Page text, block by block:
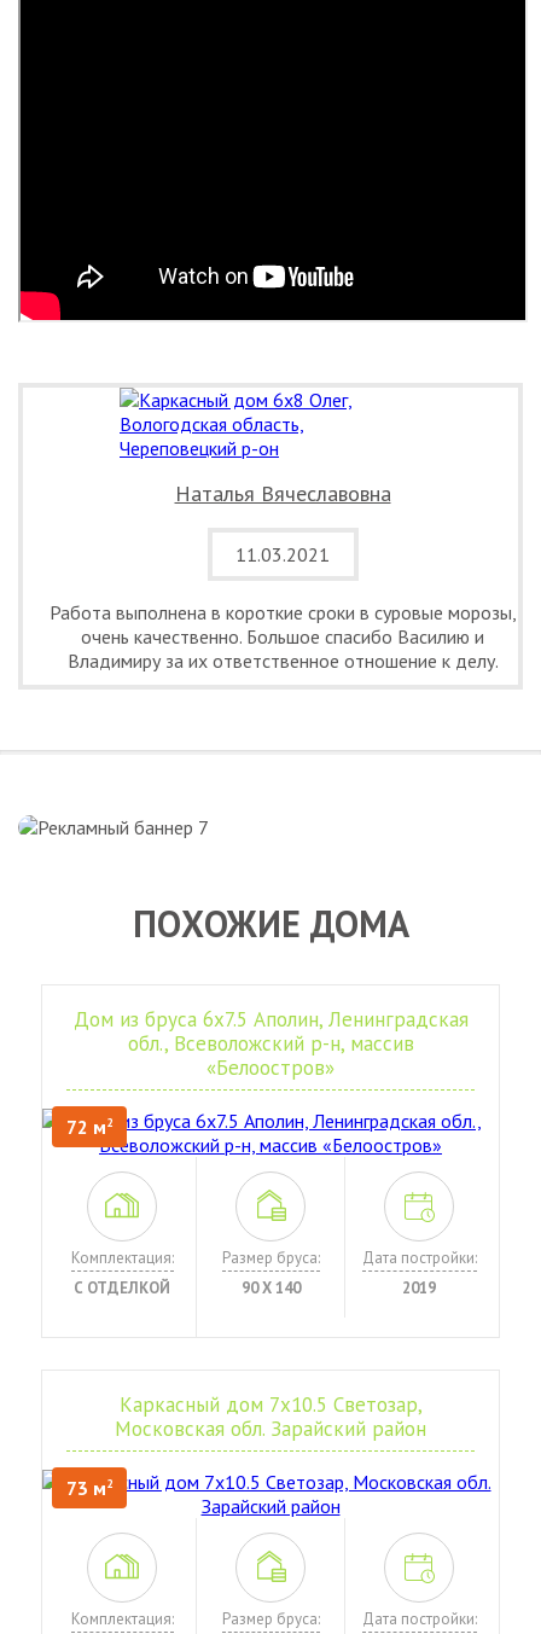
Наталья Вячеславовна
11.03.2021
Работа выполнена в короткие сроки в суровые морозы,
очень качественно. Большое спасибо Василию и
Владимиру за их ответственное отношение к делу.
ПОХОЖИЕ ДОМА
Дом из бруса 6х7.5 Аполин, Ленинградская
обл., Всеволожский р-н, массив
«Белоостров»
72 м2
Комплектация:
С ОТДЕЛКОЙ
Размер бруса:
90 Х 140
Дата постройки:
2019
Каркасный дом 7х10.5 Светозар,
Московская обл. Зарайский район
73 м2
Комплектация:
Размер бруса:
Дата постройки: